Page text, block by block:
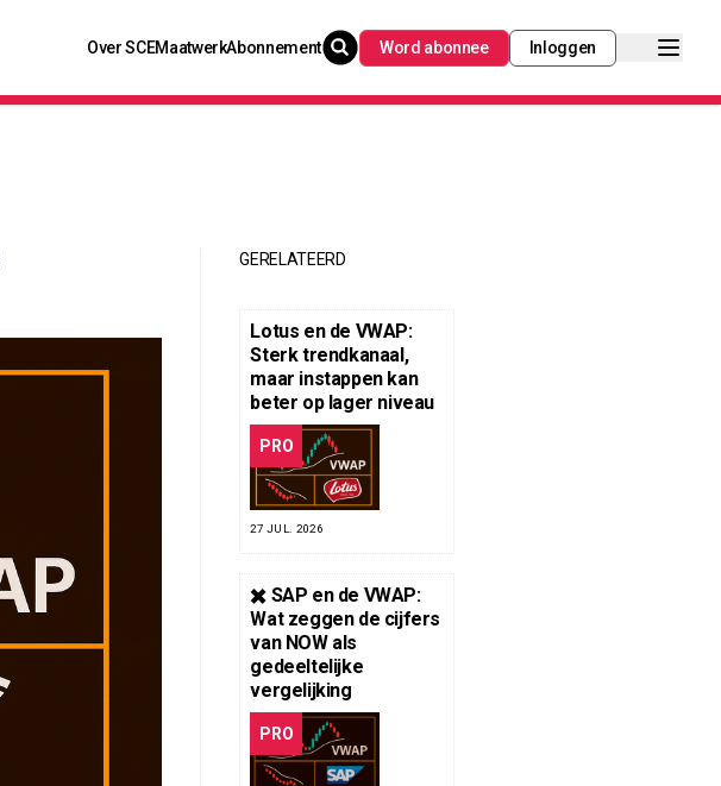
Over SCEMaatwerkAbonnement Word abonnee Inloggen
GERELATEERD
Lotus en de VWAP:
Sterk trendkanaal,
maar instappen kan
beter op lager niveau
PRO
27 JUL. 2026
✖️ SAP en de VWAP:
Wat zeggen de cijfers
van NOW als
gedeeltelijke
vergelijking
PRO